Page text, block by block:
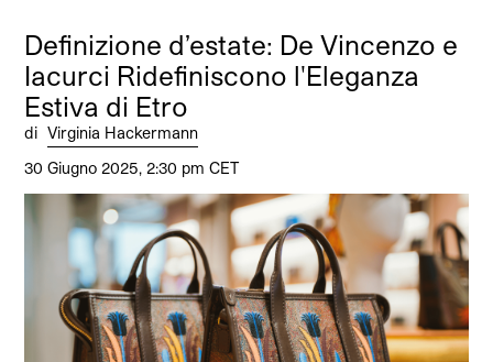
Definizione d’estate: De Vincenzo e
Iacurci Ridefiniscono l'Eleganza
Estiva di Etro
di Virginia Hackermann
30 Giugno 2025, 2:30 pm CET